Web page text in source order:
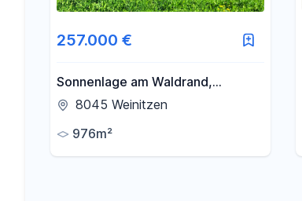
257.000 €
Sonnenlage am Waldrand,
Schöcklblick, aufgeschlossen &
8045 Weinitzen
976m²